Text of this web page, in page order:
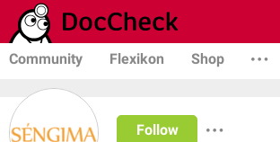
Community Flexikon Shop
Follow